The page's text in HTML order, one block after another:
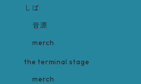
しば
音源
merch
the terminal stage
merch